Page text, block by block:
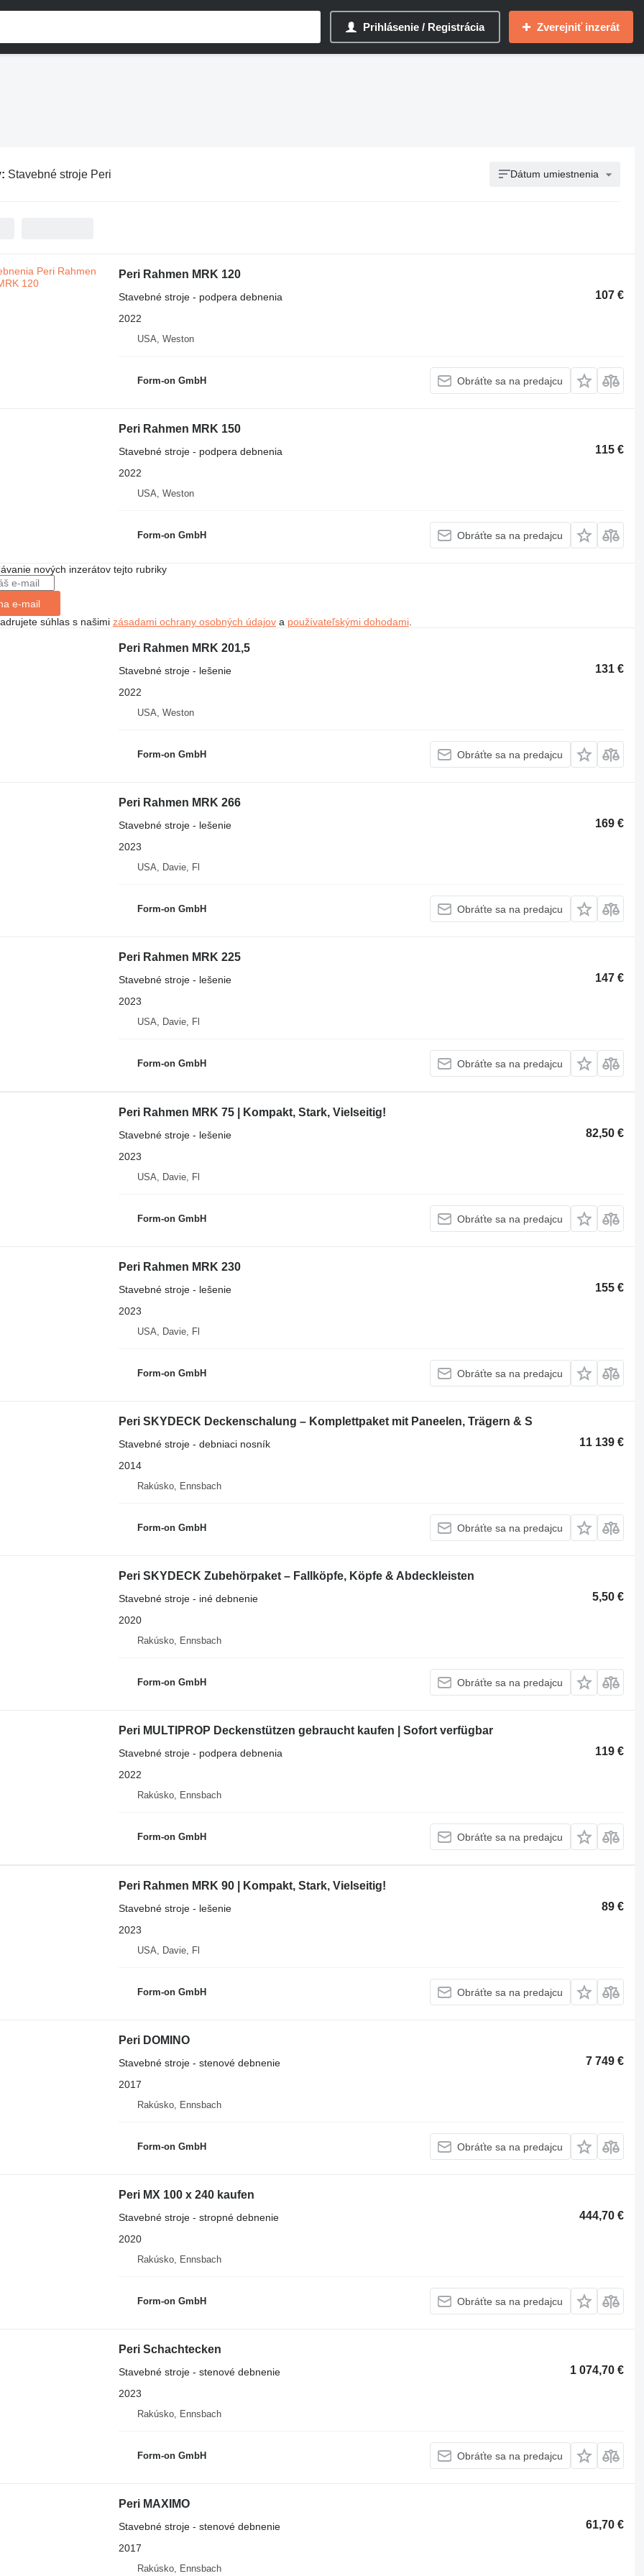
Prihlásenie / Registrácia Zverejniť inzerát
Stavebné stroje Peri Dátum umiestnenia
Peri Rahmen MRK 120
107 €
Stavebné stroje - podpera debnenia
2022
USA, Weston
Form-on GmbH Obráťte sa na predajcu
Peri Rahmen MRK 150
115 €
Stavebné stroje - podpera debnenia
2022
USA, Weston
Form-on GmbH Obráťte sa na predajcu
nových inzerátov tejto rubriky
e-mail
súhlas s našimi zásadami ochrany osobných údajova používateľskými dohodami.
Peri Rahmen MRK 201,5
131 €
Stavebné stroje - lešenie
2022
USA, Weston
Form-on GmbH Obráťte sa na predajcu
Peri Rahmen MRK 266
169 €
Stavebné stroje - lešenie
2023
USA, Davie, Fl
Form-on GmbH Obráťte sa na predajcu
Peri Rahmen MRK 225
147 €
Stavebné stroje - lešenie
2023
USA, Davie, Fl
Form-on GmbH Obráťte sa na predajcu
Peri Rahmen MRK 75 | Kompakt, Stark, Vielseitig!
82,50 €
Stavebné stroje - lešenie
2023
USA, Davie, Fl
Form-on GmbH Obráťte sa na predajcu
Peri Rahmen MRK 230
155 €
Stavebné stroje - lešenie
2023
USA, Davie, Fl
Form-on GmbH Obráťte sa na predajcu
Peri SKYDECK Deckenschalung – Komplettpaket mit Paneelen, Trägern & S
11 139 €
Stavebné stroje - debniaci nosník
2014
Rakúsko, Ennsbach
Form-on GmbH Obráťte sa na predajcu
Peri SKYDECK Zubehörpaket – Fallköpfe, Köpfe & Abdeckleisten
5,50 €
Stavebné stroje - iné debnenie
2020
Rakúsko, Ennsbach
Form-on GmbH Obráťte sa na predajcu
Peri MULTIPROP Deckenstützen gebraucht kaufen | Sofort verfügbar
119 €
Stavebné stroje - podpera debnenia
2022
Rakúsko, Ennsbach
Form-on GmbH Obráťte sa na predajcu
Peri Rahmen MRK 90 | Kompakt, Stark, Vielseitig!
89 €
Stavebné stroje - lešenie
2023
USA, Davie, Fl
Form-on GmbH Obráťte sa na predajcu
Peri DOMINO
7 749 €
Stavebné stroje - stenové debnenie
2017
Rakúsko, Ennsbach
Form-on GmbH Obráťte sa na predajcu
Peri MX 100 x 240 kaufen
444,70 €
Stavebné stroje - stropné debnenie
2020
Rakúsko, Ennsbach
Form-on GmbH Obráťte sa na predajcu
Peri Schachtecken
1 074,70 €
Stavebné stroje - stenové debnenie
2023
Rakúsko, Ennsbach
Form-on GmbH Obráťte sa na predajcu
Peri MAXIMO
61,70 €
Stavebné stroje - stenové debnenie
2017
Rakúsko, Ennsbach